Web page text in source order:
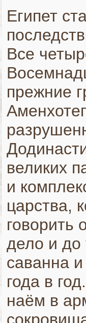
Египет
Все
прежние
великих
и
царства,
дело и до
саванна
года в
наём в